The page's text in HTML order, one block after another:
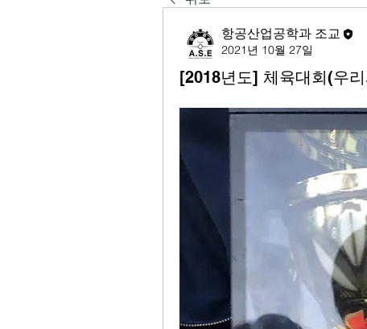
항공산업공학과 조교
2021년 10월 27일
[2018년도] 체육대회(우